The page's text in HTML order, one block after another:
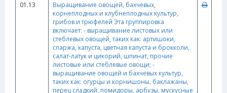
01.13
Выращивание овощей, бахчевых,
корнеплодных и клубнеплодных культур,
грибов и трюфелей Эта группировка
включает: - выращивание листовых или
стеблевых овощей, таких как: артишоки,
спаржа, капуста, цветная капуста и брокколи,
салат-латук и цикорий, шпинат, прочие
листовые или стеблевые овощи; -
выращивание овощей и бахчевых культур,
таких как: огурцы и корнишоны, баклажаны,
перец сладкий, помидоры, арбузы, мускусные